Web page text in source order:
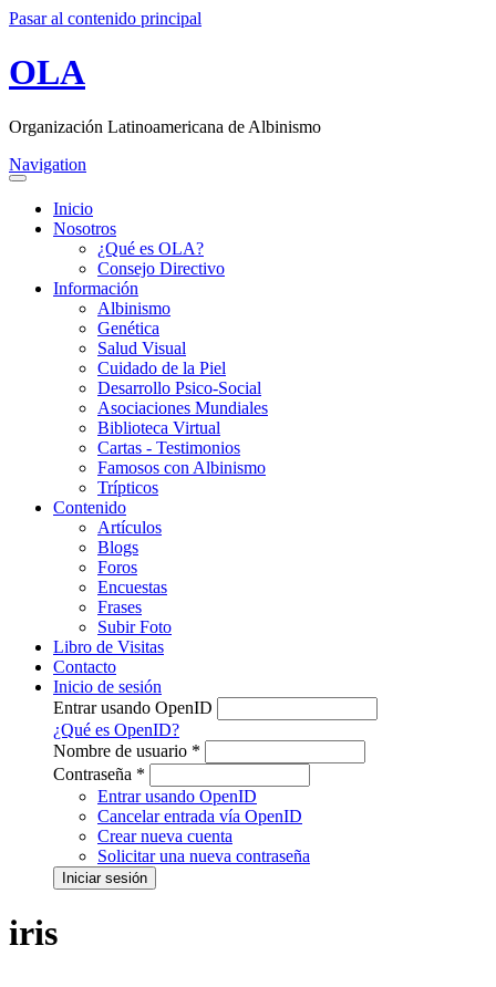
Pasar al contenido principal
OLA
Organización Latinoamericana de Albinismo
Navigation
Inicio
Nosotros
¿Qué es OLA?
Consejo Directivo
Información
Albinismo
Genética
Salud Visual
Cuidado de la Piel
Desarrollo Psico-Social
Asociaciones Mundiales
Biblioteca Virtual
Cartas - Testimonios
Famosos con Albinismo
Trípticos
Contenido
Artículos
Blogs
Foros
Encuestas
Frases
Subir Foto
Libro de Visitas
Contacto
Inicio de sesión
Entrar usando OpenID
¿Qué es OpenID?
Nombre de usuario *
Contraseña *
Entrar usando OpenID
Cancelar entrada vía OpenID
Crear nueva cuenta
Solicitar una nueva contraseña
iris